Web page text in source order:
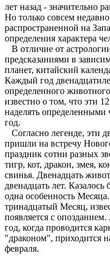
лет назад - значительно
Но только совсем
распространенной на
определения характера
В отличие от
предсказаниями в
планет, китайский
Каждый год
определенного
известно о том, что эти
наделять определенными
год.
Согласно легенде, эти
пришли на встречу
праздник сотни разных
тигр, кот, дракон, змея,
свинья. Двенадцать
двенадцать лет.
одна особенность
тринадцатый Месяц,
появляется с
год, когда проводится
"драконом", приходится
февраля.